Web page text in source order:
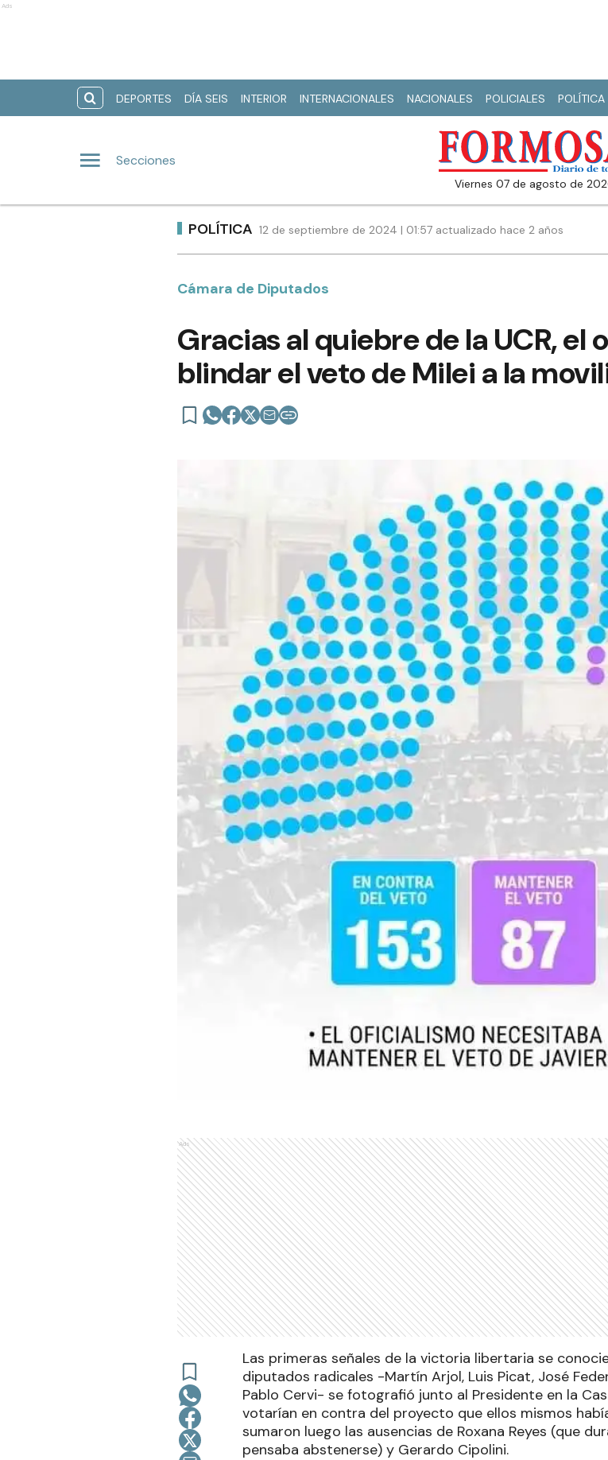
Ads
DEPORTES DÍA SEIS INTERIOR INTERNACIONALES NACIONALES POLICIALES POLÍTICA
Secciones
viernes 07 de agosto de
POLÍTICA 12 de septiembre de 2024 | 01:57 actualizado hace 2 años
Cámara de Diputados
Gracias al quiebre de la UCR, el
blindar el veto de Milei a la
Ads
Las primeras señales de la victoria libertaria se
diputados radicales -Martín Arjol, Luis Picat, José
Pablo Cervi- se fotografió junto al Presidente en la
votarían en contra del proyecto que ellos mismos
sumaron luego las ausencias de Roxana Reyes (que
pensaba abstenerse) y Gerardo Cipolini.